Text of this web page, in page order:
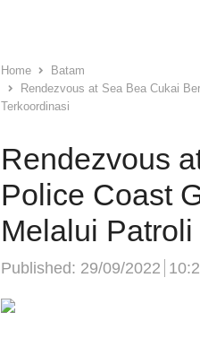
Home
Batam
Rendezvous at Sea Bea Cukai
Terkoordinasi
Rendezvous
Police Coast
Melalui
Published: 29/09/2022